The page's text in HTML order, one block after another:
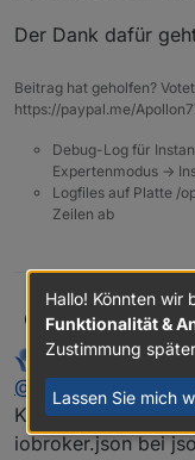
Der Dank dafür
Beitrag hat geholfen?
https://paypal.me/
Debug-Log für
Expertenmodus ->
Logfiles auf Platte /
Zeilen ab
apollon77Hallo
nach
neue js-
Beta/
bei allen
wichtigen
Node.js
In diesem
April
Offline
paul53schrieb am6.
@
apollon77
Kann es sein, dass
iobroker.json bei
Hallo! Könnten wir
Funktionalität &
Zustimmung
Lassen Sie mich